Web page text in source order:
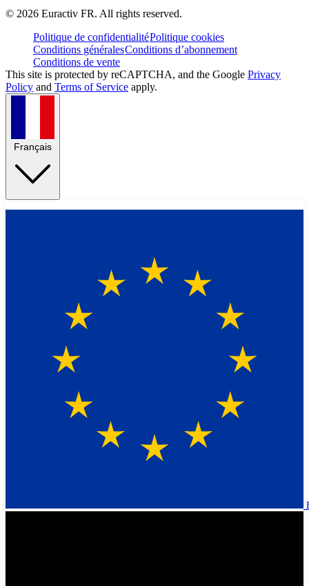
© 2026 Euractiv FR. All rights reserved.
Politique de confidentialitéPolitique cookies
Conditions généralesConditions d’abonnement
Conditions de vente
This site is protected by reCAPTCHA, and the Google Privacy
Policy and Terms of Service apply.
Français